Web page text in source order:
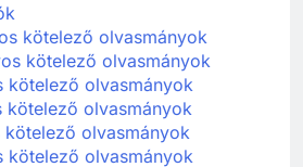
kötelező olvasmányok
kötelező olvasmányok
kötelező olvasmányok
kötelező olvasmányok
kötelező olvasmányok
kötelező olvasmányok